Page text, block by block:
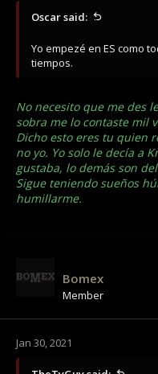
Oscar said:
Yo empezé en ES como
tiempos.
No necesito que me des
sobra me lo contaste mil
Dicho esto eres tu quien
no yo. Yo solo le decía a
gustaba, lo demás son
Sigue teniendo sueños
humillarme.
Bomex
Member
Jan 30, 2021